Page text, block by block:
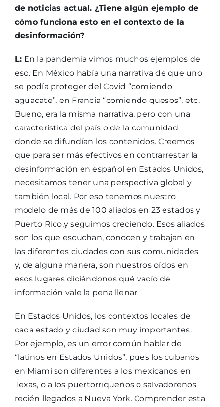
de noticias actual. ¿Tiene algún ejemplo de
cómo funciona esto en el contexto de la
desinformación?
L: En la pandemia vimos muchos ejemplos de
eso. En México había una narrativa de que uno
se podía proteger del Covid “comiendo
aguacate”, en Francia “comiendo quesos”, etc.
Bueno, era la misma narrativa, pero con una
característica del país o de la comunidad
donde se difundían los contenidos. Creemos
que para ser más efectivos en contrarrestar la
desinformación en español en Estados Unidos,
necesitamos tener una perspectiva global y
también local. Por eso tenemos nuestro
modelo de más de 100 aliados en 23 estados y
Puerto Rico,y seguimos creciendo. Esos aliados
son los que escuchan, conocen y trabajan en
las diferentes ciudades con sus comunidades
y, de alguna manera, son nuestros oídos en
esos lugares diciéndonos qué vacío de
información vale la pena llenar.
En Estados Unidos, los contextos locales de
cada estado y ciudad son muy importantes.
Por ejemplo, es un error común hablar de
“latinos en Estados Unidos”, pues los cubanos
en Miami son diferentes a los mexicanos en
Texas, o a los puertorriqueños o salvadoreños
recién llegados a Nueva York. Comprender esta